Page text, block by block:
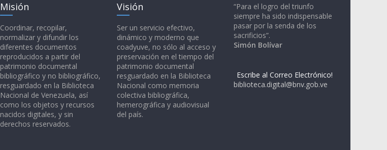
Misión
Coordinar, recopilar,
normalizar y difundir los
diferentes documentos
reproducidos a partir del
patrimonio documental
bibliográfico y no bibliográfico,
resguardado en la Biblioteca
Nacional de Venezuela, así
como los objetos y recursos
nacidos digitales, y sin
derechos reservados.
Visión
Ser un servicio efectivo,
dinámico y moderno que
coadyuve, no sólo al acceso y
preservación en el tiempo del
patrimonio documental
resguardado en la Biblioteca
Nacional como memoria
colectiva bibliográfica,
hemerográfica y audiovisual
del país.
“Para el logro del triunfo
siempre ha sido indispensable
pasar por la senda de los
sacrificios”.
Simón Bolívar
Escribe al Correo Electrónico!
biblioteca.digital@bnv.gob.ve